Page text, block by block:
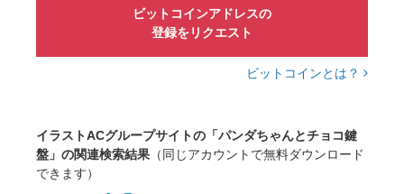
ビットコインアドレスの
登録をリクエスト
ビットコインとは？
イラストACグループサイトの「パンダちゃんとチョコ鍵
盤」の関連検索結果 （同じアカウントで無料ダウンロード
できます）